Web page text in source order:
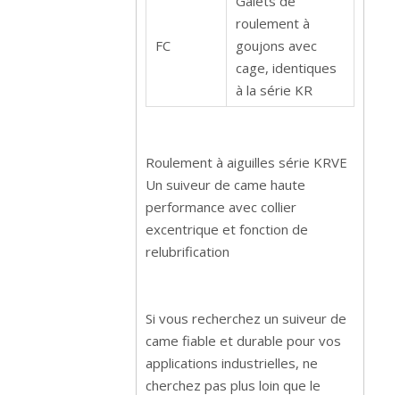
FC
roulement à
goujons avec
cage, identiques
à la série KR
Roulement à aiguilles série KRVE
Un suiveur de came haute
performance avec collier
excentrique et fonction de
relubrification
Si vous recherchez un suiveur de
came fiable et durable pour vos
applications industrielles, ne
cherchez pas plus loin que le